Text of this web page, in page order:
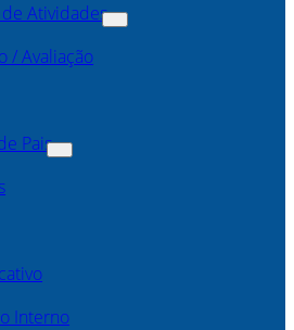
Atividades
/ Avaliação
Pais
Interno